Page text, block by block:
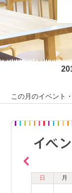
この月のイベント
日 月